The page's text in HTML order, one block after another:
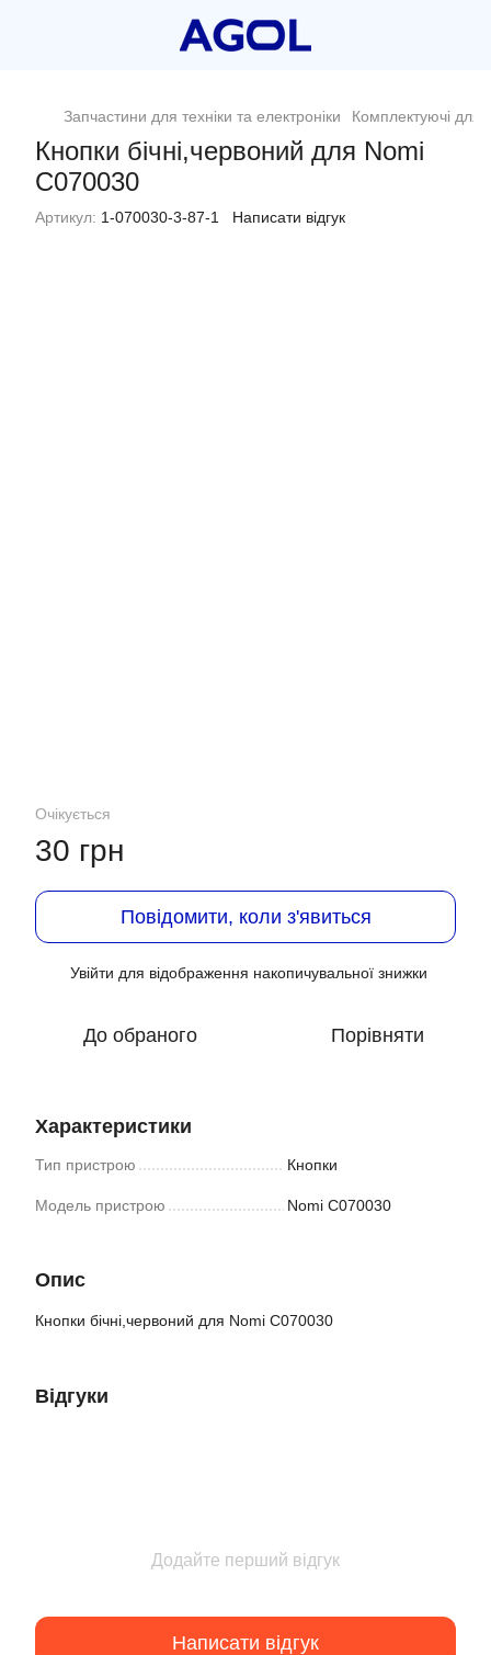
Запчастини для техніки та електроніки Комплектуючі для
Кнопки бічні,червоний для Nomi
C070030
Артикул: 1-070030-3-87-1 Написати відгук
Очікується
30 грн
Повідомити, коли з'явиться
Увійти для відображення накопичувальної знижки
До обраного Порівняти
Характеристики
Тип пристрою Кнопки
Модель пристрою Nomi C070030
Опис
Кнопки бічні,червоний для Nomi C070030
Відгуки
Додайте перший відгук
Написати відгук